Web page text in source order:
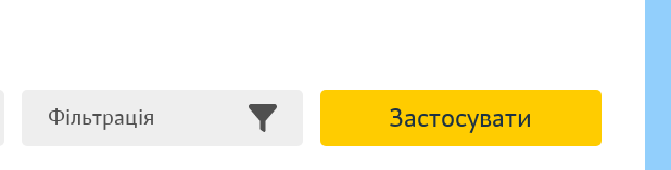
Фільтрація Застосувати